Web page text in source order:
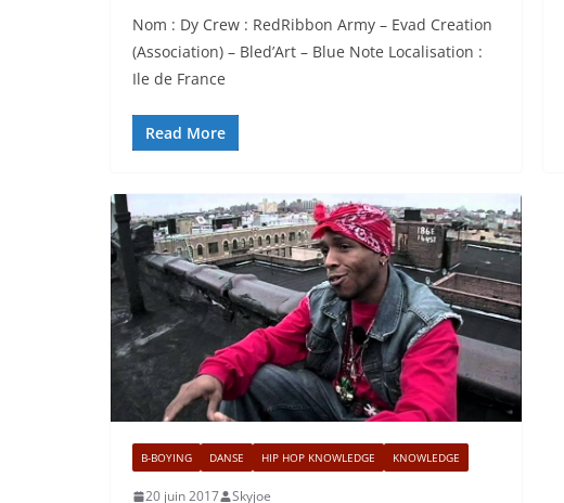
Nom : Dy Crew : RedRibbon Army – Evad Creation
(Association) – Bled’Art – Blue Note Localisation :
Ile de France
Read More
B-BOYING DANSE HIP HOP KNOWLEDGE KNOWLEDGE
20 juin 2017 Skyjoe